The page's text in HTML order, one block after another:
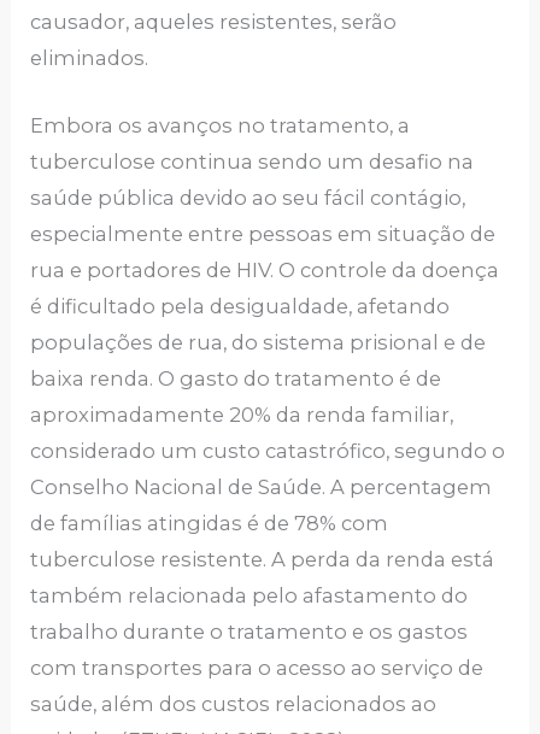
causador, aqueles resistentes, serão
eliminados.
Embora os avanços no tratamento, a
tuberculose continua sendo um desafio na
saúde pública devido ao seu fácil contágio,
especialmente entre pessoas em situação de
rua e portadores de HIV. O controle da doença
é dificultado pela desigualdade, afetando
populações de rua, do sistema prisional e de
baixa renda. O gasto do tratamento é de
aproximadamente 20% da renda familiar,
considerado um custo catastrófico, segundo o
Conselho Nacional de Saúde. A percentagem
de famílias atingidas é de 78% com
tuberculose resistente. A perda da renda está
também relacionada pelo afastamento do
trabalho durante o tratamento e os gastos
com transportes para o acesso ao serviço de
saúde, além dos custos relacionados ao